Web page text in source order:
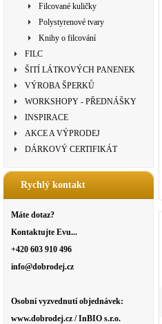
Filcované kuličky
Polystyrenové tvary
Knihy o filcování
FILC
ŠITÍ LÁTKOVÝCH PANENEK
VÝROBA ŠPERKŮ
WORKSHOPY - PŘEDNÁŠKY
INSPIRACE
AKCE A VÝPRODEJ
DÁRKOVÝ CERTIFIKÁT
Rychlý kontakt
Máte dotaz?
Kontaktujte Evu...
+420 603 910 496
info@dobrodej.cz
Osobní vyzvednutí objednávek:
www.dobrodej.cz / InBIO s.r.o.